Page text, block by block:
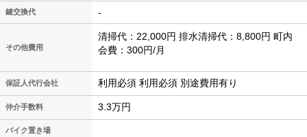
鍵交換代 -
その他費用
清掃代：22,000円 排水清掃代：8,800円 町内
会費：300円/月
保証人代行会社 利用必須 利用必須 別途費用有り
仲介手数料 3.3万円
バイク置き場